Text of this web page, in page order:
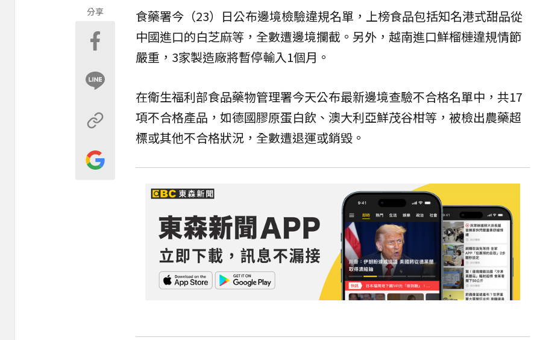
分享 食藥署今（23）日公布邊境檢驗違規名單，上榜食品包括知名港式甜品從
中國進口的白芝麻等，全數遭邊境攔截。另外，越南進口鮮榴槤違規情節
嚴重，3家製造廠將暫停輸入1個月。
在衛生福利部食品藥物管理署今天公布最新邊境查驗不合格名單中，共17
項不合格產品，如德國膠原蛋白飲、澳大利亞鮮茂谷柑等，被檢出農藥超
標或其他不合格狀況，全數遭退運或銷毀。